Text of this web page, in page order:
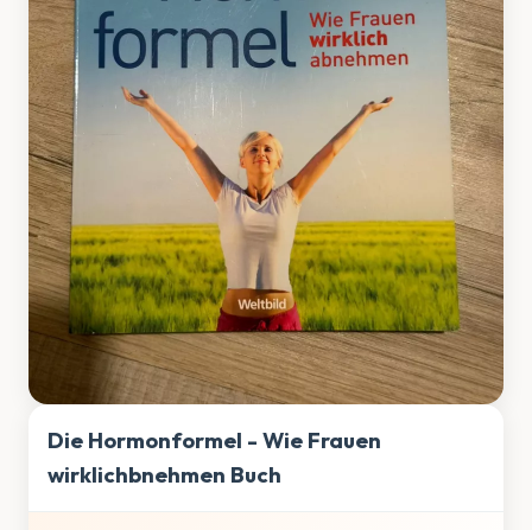
Die Hormonformel - Wie Frauen
wirklichbnehmen Buch